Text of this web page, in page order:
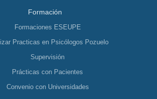
Formación
Formaciones ESEUPE
Practicas en Psicólogos Pozuelo
Supervisión
Prácticas con Pacientes
Convenio con Universidades